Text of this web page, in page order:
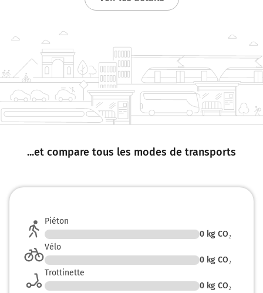
...et compare tous les modes de transports
Piéton
0 kg CO₂
Vélo
0 kg CO₂
Trottinette
0 kg CO₂